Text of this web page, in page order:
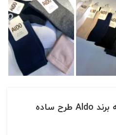
جوراب ساقدار بچگانه برند Aldo طرح ساده